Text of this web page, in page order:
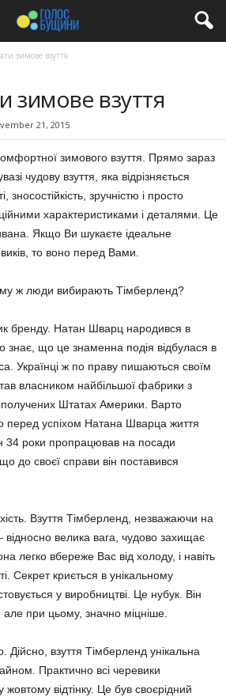
зимове взуття
зимове взуття
21, 2015
зимового взуття. Прямо зараз
чудову взуття, яка відрізняється
зносостійкість, зручністю і просто
характеристиками і деталями. Це
Якщо Ви шукаєте ідеальне
то воно перед Вами.
ж люди вибирають Тімберленд?
бренду. Натан Шварц народився в
знає, що це знаменна подія відбулася в
Українці ж по праву пишаються своїм
власником найбільшої фабрики з
Штатах Америки. Варто
перед успіхом Натана Шварца життя
34 роки пропрацював на посади
до своєї справи він поставився
Взуття Тімберленд, незважаючи на
відносно велика вага, чудово захищає
легко вбереже Вас від холоду, і навіть
Секрет криється в унікальному
у виробництві. Це нубук. Він
при цьому, значно міцніше.
Дійсно, взуття Тімберленд унікальна
Практично всі черевики
відтінку. Це був своєрідний